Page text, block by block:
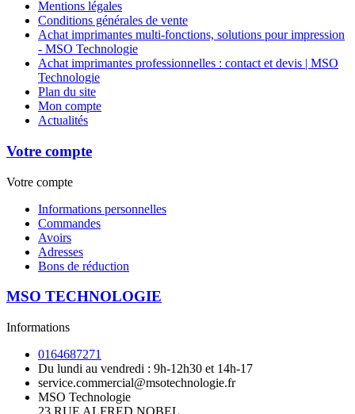
Mentions légales
Conditions générales de vente
Achat imprimantes multi-fonctions, solutions pour impression
- MSO Technologie
Achat imprimantes professionnelles : contact et devis | MSO
Technologie
Plan du site
Mon compte
Actualités
Votre compte
Votre compte
Informations personnelles
Commandes
Avoirs
Adresses
Bons de réduction
MSO TECHNOLOGIE
Informations
0164687271
Du lundi au vendredi : 9h-12h30 et 14h-17
service.commercial@msotechnologie.fr
MSO Technologie